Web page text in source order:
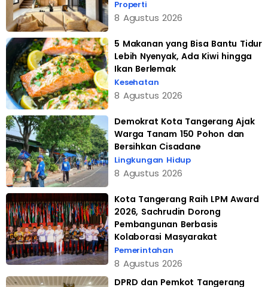
Properti
8 Agustus 2026
5 Makanan yang Bisa Bantu Tidur
Lebih Nyenyak, Ada Kiwi hingga
Ikan Berlemak
Kesehatan
8 Agustus 2026
Demokrat Kota Tangerang Ajak
Warga Tanam 150 Pohon dan
Bersihkan Cisadane
Lingkungan Hidup
8 Agustus 2026
Kota Tangerang Raih LPM Award
2026, Sachrudin Dorong
Pembangunan Berbasis
Kolaborasi Masyarakat
Pemerintahan
8 Agustus 2026
DPRD dan Pemkot Tangerang